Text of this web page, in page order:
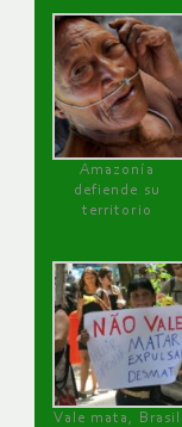
Amazonía
defiende su
territorio
Vale mata, Brasil